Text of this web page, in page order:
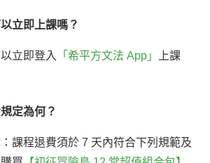
立即上課嗎？
立即登入 「希平方文法 App」
上課
定為何？
課程退費須於 7 天內符合下列規範及